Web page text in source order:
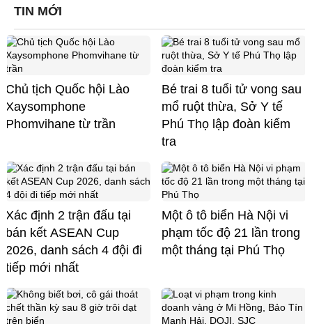
TIN MỚI
Chủ tịch Quốc hội Lào
Xaysomphone
Phomvihane từ trần
Bé trai 8 tuổi tử vong sau
mổ ruột thừa, Sở Y tế
Phú Thọ lập đoàn kiểm
tra
Xác định 2 trận đấu tại
bán kết ASEAN Cup
2026, danh sách 4 đội đi
tiếp mới nhất
Một ô tô biển Hà Nội vi
phạm tốc độ 21 lần trong
một tháng tại Phú Thọ